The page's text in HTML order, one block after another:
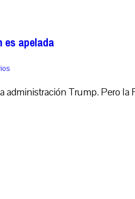
es apelada
Trump. Pero la